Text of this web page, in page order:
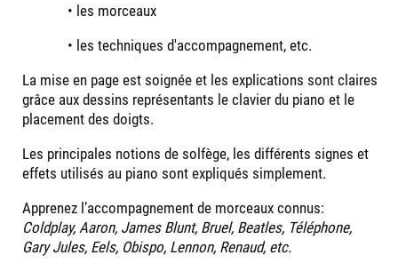
• les morceaux
• les techniques d'accompagnement, etc.
La mise en page est soignée et les explications sont claires
grâce aux dessins représentants le clavier du piano et le
placement des doigts.
Les principales notions de solfège, les différents signes et
effets utilisés au piano sont expliqués simplement.
Apprenez l’accompagnement de morceaux connus:
Coldplay, Aaron, James Blunt, Bruel, Beatles, Téléphone,
Gary Jules, Eels, Obispo, Lennon, Renaud, etc.